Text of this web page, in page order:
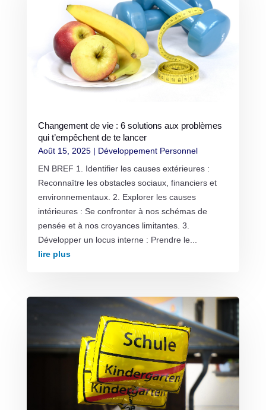
Changement de vie : 6 solutions aux problèmes
qui t’empêchent de te lancer
Août 15, 2025| Développement Personnel
EN BREF 1. Identifier les causes extérieures :
Reconnaître les obstacles sociaux, financiers et
environnementaux. 2. Explorer les causes
intérieures : Se confronter à nos schémas de
pensée et à nos croyances limitantes. 3.
Développer un locus interne : Prendre le...
lire plus